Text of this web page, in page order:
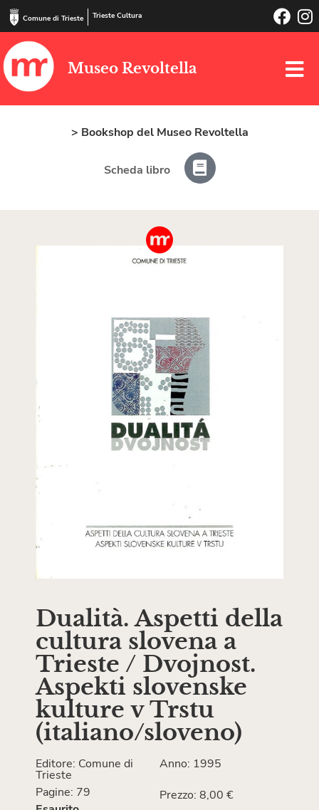
Comune di Trieste Trieste Cultura
Museo Revoltella
> Bookshop del Museo Revoltella
Scheda libro
Dualità. Aspetti della
cultura slovena a
Trieste / Dvojnost.
Aspekti slovenske
kulture v Trstu
(italiano/sloveno)
Editore: Comune di
Trieste
Anno: 1995
Pagine: 79
Prezzo: 8,00 €